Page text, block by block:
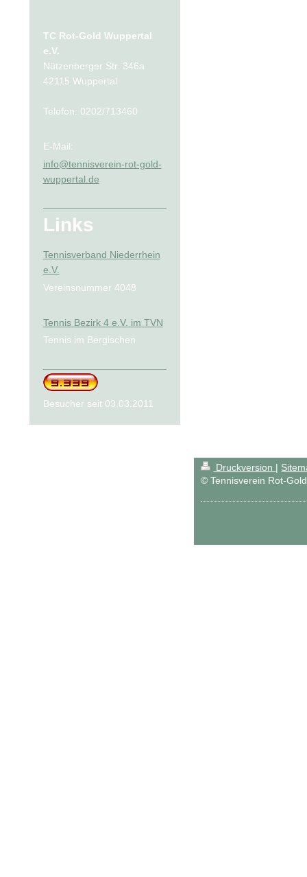
TC Rot-Gold Wuppertal
e.V.
Nützenberger Str. 346a
42115 Wuppertal
Telefon: 0202/713460
E-Mail:
info@tennisverein-rot-gold-
wuppertal.de
Links
Tennisverband Niederrhein
e.V.
Vereinsnummer 4048
Tennis Bezirk 4 e.V. im TVN
Tennis im Bergischen
Besucher seit 03.03.2011
Druckversion |
© Tennisverein Rot-